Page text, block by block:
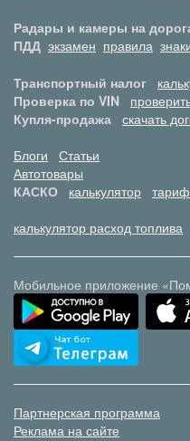
Радары и камеры на
ПДД экзамен правила
Транспортный налог
Проверка по VIN
Купля-продажа скачать
Блоги
Статьи
Автотовары
КАСКО
калькулятор
калькулятор расход топлива
Мобильное приложение
Партнерская программа
Реклама на сайте